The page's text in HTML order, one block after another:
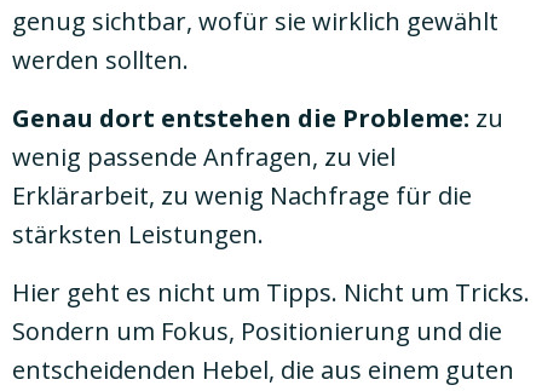
genug sichtbar, wofür sie wirklich gewählt
werden sollten.
Genau dort entstehen die Probleme: zu
wenig passende Anfragen, zu viel
Erklärarbeit, zu wenig Nachfrage für die
stärksten Leistungen.
Hier geht es nicht um Tipps. Nicht um Tricks.
Sondern um Fokus, Positionierung und die
entscheidenden Hebel, die aus einem guten